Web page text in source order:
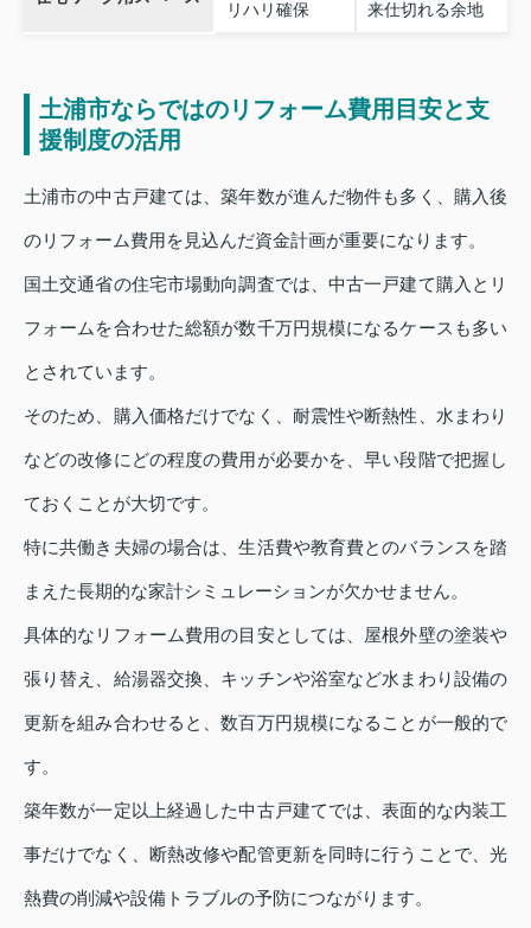
リハリ確保 来仕切れる余地
土浦市ならではのリフォーム費用目安と支
援制度の活用
土浦市の中古戸建ては、築年数が進んだ物件も多く、購入後
のリフォーム費用を見込んだ資金計画が重要になります。
国土交通省の住宅市場動向調査では、中古一戸建て購入とリ
フォームを合わせた総額が数千万円規模になるケースも多い
とされています。
そのため、購入価格だけでなく、耐震性や断熱性、水まわり
などの改修にどの程度の費用が必要かを、早い段階で把握し
ておくことが大切です。
特に共働き夫婦の場合は、生活費や教育費とのバランスを踏
まえた長期的な家計シミュレーションが欠かせません。
具体的なリフォーム費用の目安としては、屋根外壁の塗装や
張り替え、給湯器交換、キッチンや浴室など水まわり設備の
更新を組み合わせると、数百万円規模になることが一般的で
す。
築年数が一定以上経過した中古戸建てでは、表面的な内装工
事だけでなく、断熱改修や配管更新を同時に行うことで、光
熱費の削減や設備トラブルの予防につながります。